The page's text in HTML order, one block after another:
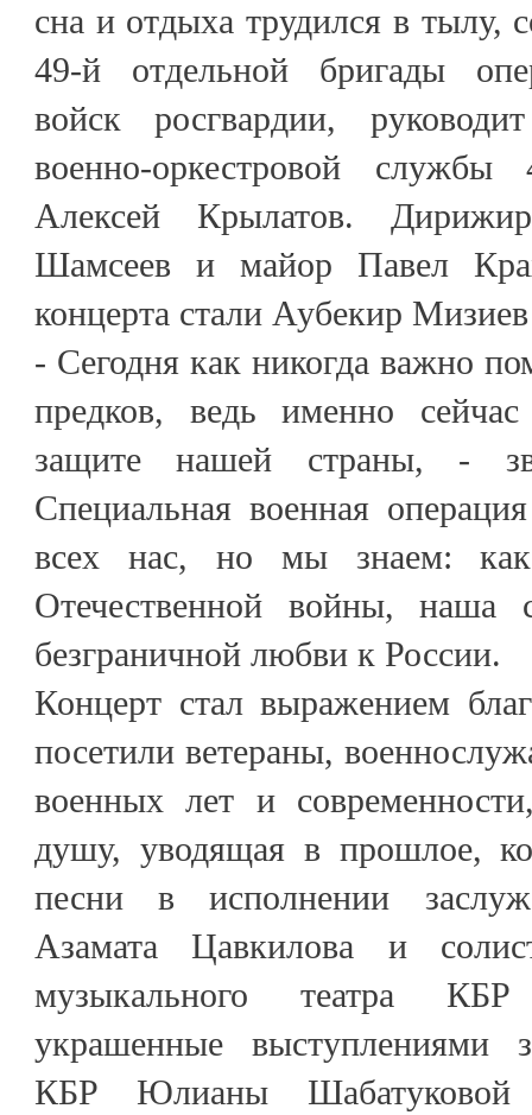
сна и отдыха трудился в тылу,
49-й отдельной бригады
войск росгвардии,
военно-оркестровой
Алексей Крылатов.
Шамсеев и майор Павел
концерта стали Аубекир
- Сегодня как никогда важно
предков, ведь именно
защите нашей страны, -
Специальная военная
всех нас, но мы знаем:
Отечественной войны,
безграничной любви к России.
Концерт стал выражением
посетили ветераны,
военных лет и
душу, уводящая в прошлое,
песни в исполнении
Азамата Цавкилова и
музыкального театра
украшенные выступлениями
КБР Юлианы Шабатуковой